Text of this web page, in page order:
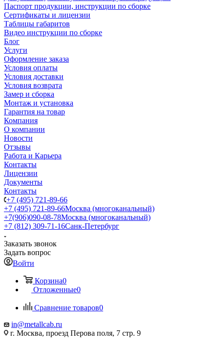
Паспорт продукции, инструкции по сборке
Сертификаты и лицензии
Таблицы габаритов
Видео инструкции по сборке
Блог
Услуги
Оформление заказа
Условия оплаты
Условия доставки
Условия возврата
Замер и сборка
Монтаж и установка
Гарантия на товар
Компания
О компании
Новости
Отзывы
Работа и Карьера
Контакты
Лицензии
Документы
Контакты
+7 (495) 721-89-66
+7 (495) 721-89-66Москва (многоканальный)
+7(906)090-08-78Москва (многоканальный)
+7 (812) 309-71-16Санк-Петербург
Заказать звонок
Задать вопрос
Войти
Корзина0
Отложенные0
Сравнение товаров0
in@metallcab.ru
г. Москва, проезд Перова поля, 7 стр. 9